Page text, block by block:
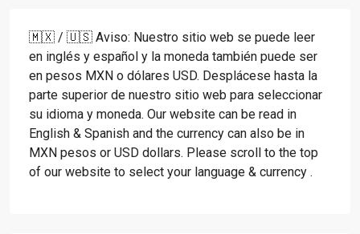
🇲🇽 / 🇺🇸 Aviso: Nuestro sitio web se puede leer
en inglés y español y la moneda también puede ser
en pesos MXN o dólares USD. Desplácese hasta la
parte superior de nuestro sitio web para seleccionar
su idioma y moneda. Our website can be read in
English & Spanish and the currency can also be in
MXN pesos or USD dollars. Please scroll to the top
of our website to select your language & currency .